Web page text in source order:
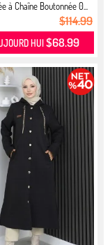
à Chaîne Boutonnée 0...
$114.99
HUI$68.99